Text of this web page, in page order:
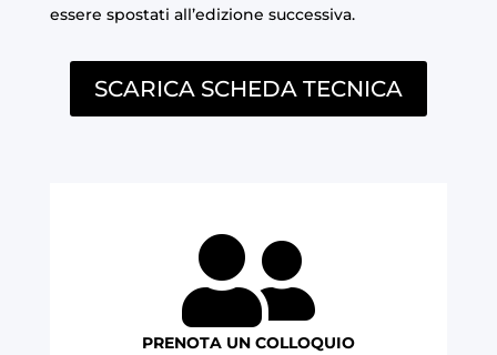
essere spostati all’edizione successiva.
SCARICA SCHEDA TECNICA

PRENOTA UN COLLOQUIO